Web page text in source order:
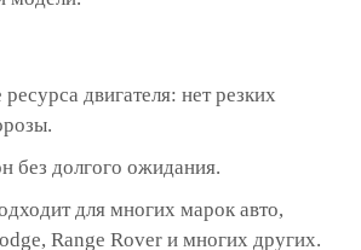
двигателя: нет резких
без долгого ожидания.
для многих марок авто,
Range Rover и многих других.